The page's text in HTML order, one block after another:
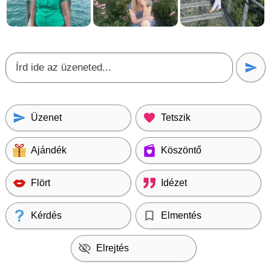
Üzenet Tetszik
Ajándék Köszöntő
Flört Idézet
Kérdés Elmentés
Elrejtés